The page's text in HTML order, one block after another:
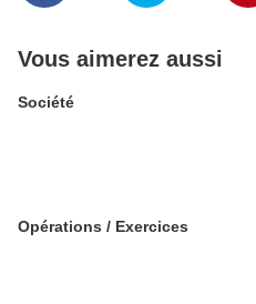
Vous aimerez aussi
Société
Opérations / Exercices